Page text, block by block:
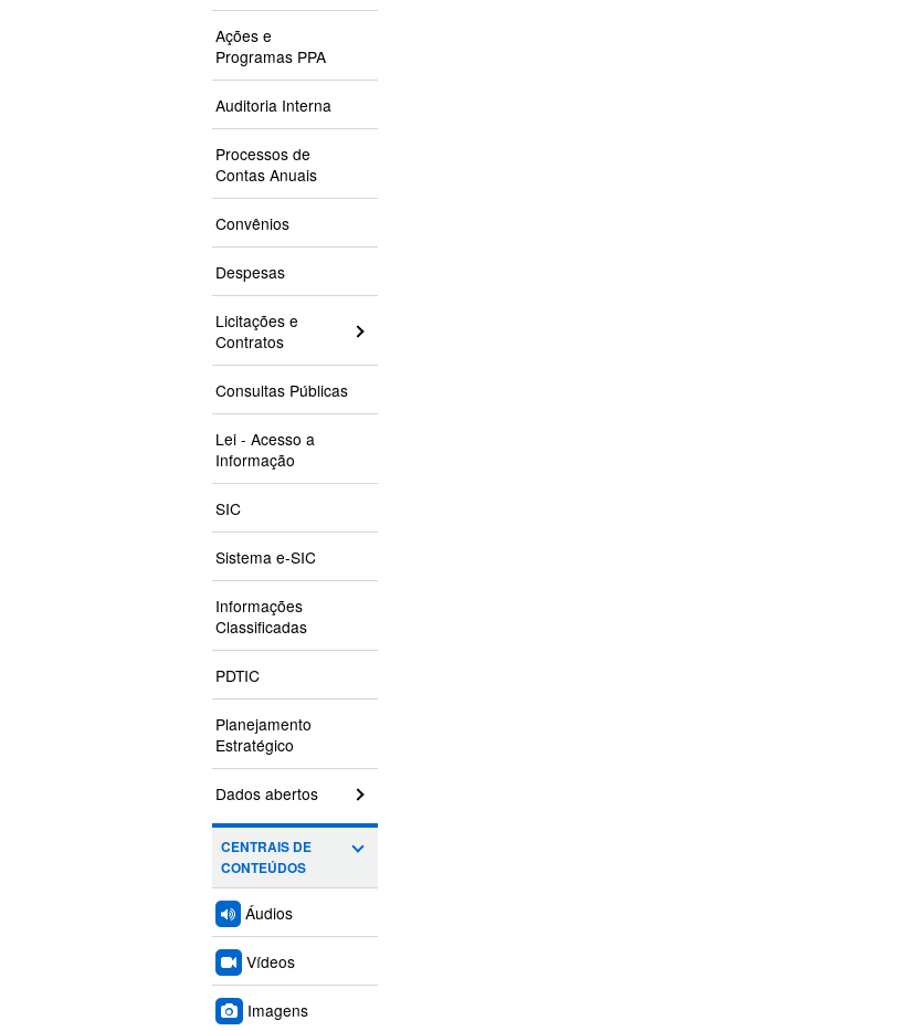
Ações e
Programas PPA
Auditoria Interna
Processos de
Contas Anuais
Convênios
Despesas
Licitações e
Contratos
Consultas Públicas
Lei - Acesso a
Informação
SIC
Sistema e-SIC
Informações
Classificadas
PDTIC
Planejamento
Estratégico
Dados abertos
CENTRAIS DE
CONTEÚDOS
Áudios
Vídeos
Imagens